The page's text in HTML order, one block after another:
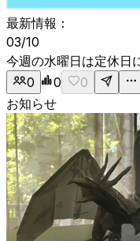
最新情報：
03/10
今週の水曜日は定休日
0
0
0
お知らせ